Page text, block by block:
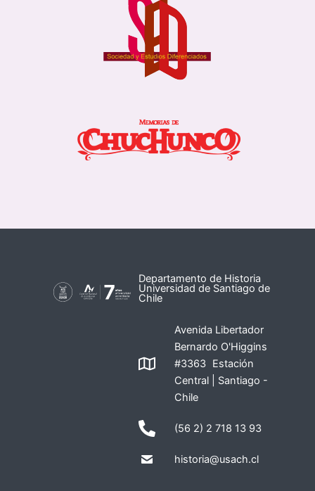
Departamento de Historia
Universidad de Santiago de
Chile
Avenida Libertador
Bernardo O'Higgins
#3363 Estación
Central | Santiago -
Chile
(56 2) 2 718 13 93
historia@usach.cl